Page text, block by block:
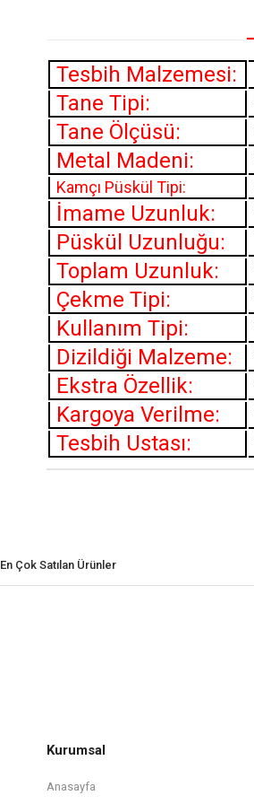
Tesbih Malzemesi:
Tane Tipi:
Tane Ölçüsü:
Metal Madeni:
Kamçı Püskül Tipi:
İmame Uzunluk:
Püskül Uzunluğu:
Toplam Uzunluk:
Çekme Tipi:
Kullanım Tipi:
Dizildiği Malzeme:
Ekstra Özellik:
Kargoya Verilme:
Tesbih Ustası:
En Çok Satılan Ürünler
Kurumsal
Anasayfa